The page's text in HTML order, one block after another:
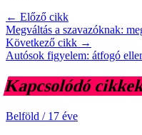
← Előző cikk
Megváltás a szavazóknak:
Következő cikk →
Autósok figyelem: átfogó
Kapcsolódó
Belföld / 17 éve